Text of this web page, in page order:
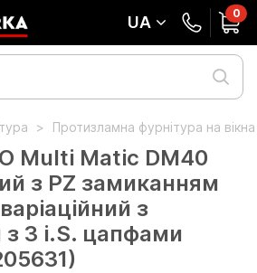
UA 0
Протизламна фурнітура на
Multi Matic DM40
з PZ замиканням
з
з 3 i.S. цапфами